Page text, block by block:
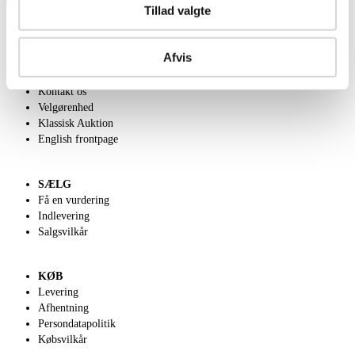
Tillad valgte
Afvis
Om Lauritz.com
Kontakt os
Velgørenhed
Klassisk Auktion
English frontpage
SÆLG
Få en vurdering
Indlevering
Salgsvilkår
KØB
Levering
Afhentning
Persondatapolitik
Købsvilkår